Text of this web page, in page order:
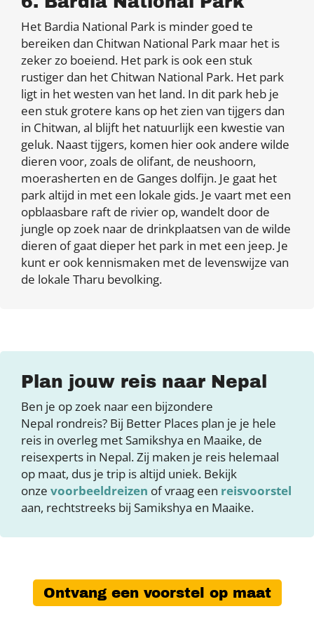
Het Bardia National Park is minder goed te
bereiken dan Chitwan National Park maar het is
zeker zo boeiend. Het park is ook een stuk
rustiger dan het Chitwan National Park. Het park
ligt in het westen van het land. In dit park heb je
een stuk grotere kans op het zien van tijgers dan
in Chitwan, al blijft het natuurlijk een kwestie van
geluk. Naast tijgers, komen hier ook andere wilde
dieren voor, zoals de olifant, de neushoorn,
moerasherten en de Ganges dolfijn. Je gaat het
park altijd in met een lokale gids. Je vaart met een
opblaasbare raft de rivier op, wandelt door de
jungle op zoek naar de drinkplaatsen van de wilde
dieren of gaat dieper het park in met een jeep. Je
kunt er ook kennismaken met de levenswijze van
de lokale Tharu bevolking.
Plan jouw reis naar Nepal
Ben je op zoek naar een bijzondere
Nepal rondreis? Bij Better Places plan je je hele
reis in overleg met Samikshya en Maaike, de
reisexperts in Nepal. Zij maken je reis helemaal
op maat, dus je trip is altijd uniek. Bekijk
onze voorbeeldreizen of vraag een reisvoorstel
aan, rechtstreeks bij Samikshya en Maaike.
Ontvang een voorstel op maat